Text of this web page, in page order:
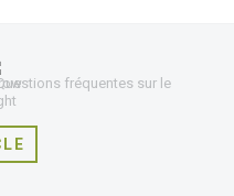
fréquentes sur le